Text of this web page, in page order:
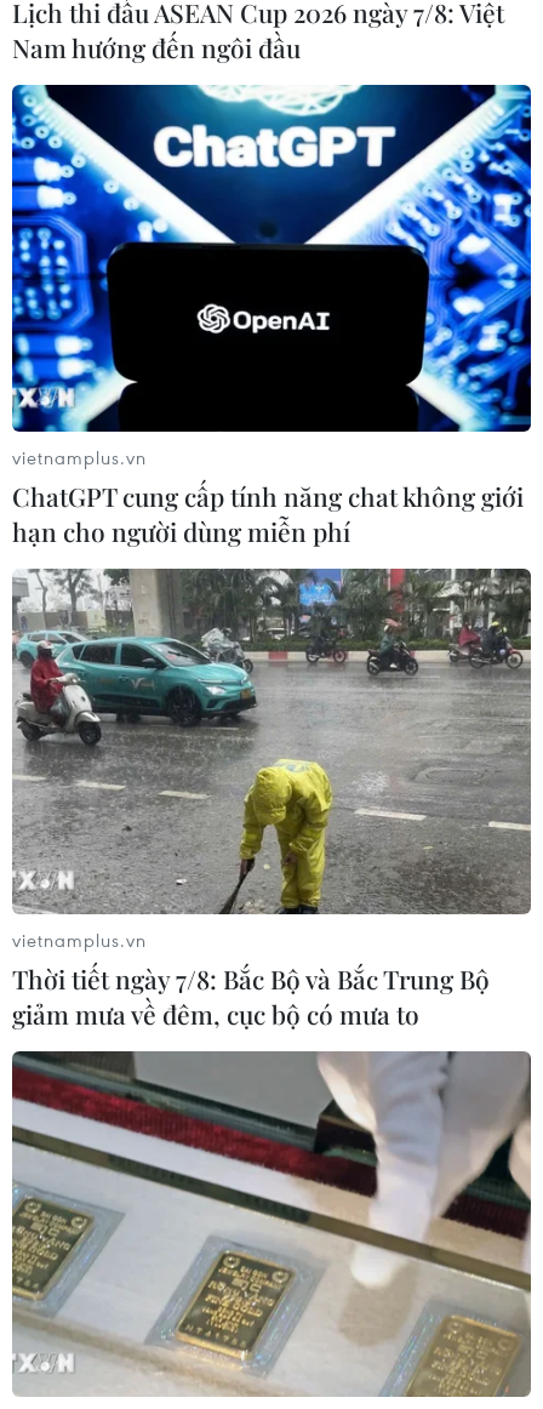
Lịch thi đấu ASEAN Cup 2026 ngày 7/8: Việt
Nam hướng đến ngôi đầu
vietnamplus.vn
ChatGPT cung cấp tính năng chat không giới
hạn cho người dùng miễn phí
vietnamplus.vn
Thời tiết ngày 7/8: Bắc Bộ và Bắc Trung Bộ
giảm mưa về đêm, cục bộ có mưa to